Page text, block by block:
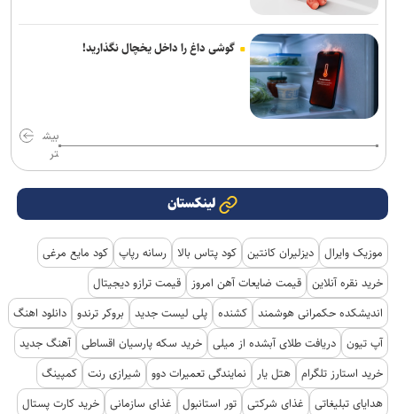
گوشی داغ را داخل یخچال نگذارید!
بیش
تر
لینکستان
موزیک وایرال دیزلیران کانتین کود پتاس بالا رسانه رپاپ کود مایع مرغی
خرید نقره آنلاین قیمت ضایعات آهن امروز
قیمت ترازو دیجیتال
اندیشکده حکمرانی هوشمند کشنده پلی لیست جدید بروکر ترندو دانلود اهنگ
آپ تیون دریافت طلای آبشده از میلی خرید سکه پارسیان اقساطی آهنگ جدید
خرید استارز تلگرام هتل یار نمایندگی تعمیرات دوو شیرازی رنت کمپینگ
هدایای تبلیغاتی
غذای شرکتی تور استانبول غذای سازمانی خرید کارت پستال